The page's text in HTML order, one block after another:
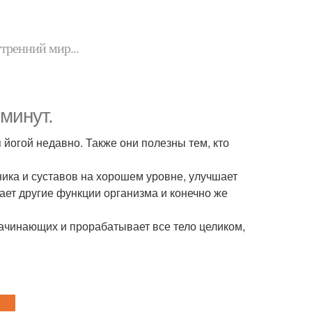
мир...
недавно. Также они полезны тем, кто
и суставов на хорошем уровне, улучшает
другие функции организма и конечно же
и прорабатывает все тело целиком,